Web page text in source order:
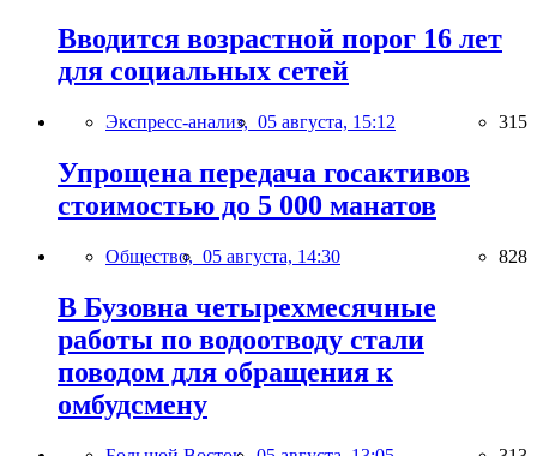
Вводится возрастной порог 16 лет
для социальных сетей
Экспресс-анализ, 05 августа, 15:12 315
Упрощена передача госактивов
стоимостью до 5 000 манатов
Общество, 05 августа, 14:30 828
В Бузовна четырехмесячные
работы по водоотводу стали
поводом для обращения к
омбудсмену